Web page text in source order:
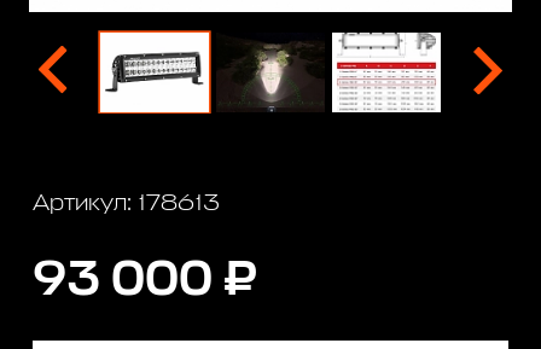
Артикул: 178613
93 000 ₽